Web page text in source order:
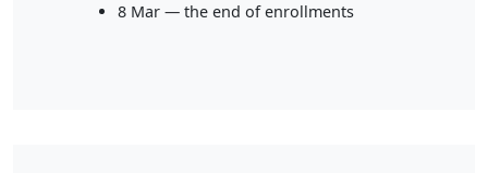
8 Mar — the end of enrollments